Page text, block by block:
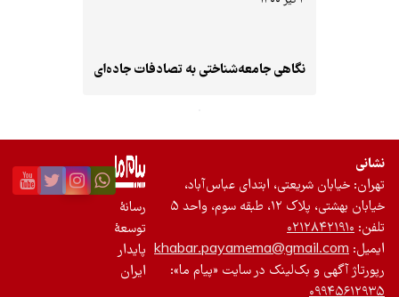
جامعه‌شناختی به تصادفات جاده‌ای
ابتدای عباس‌آباد،
در سایت «پیام ما»:
رسانۀ
پایدار
ایران